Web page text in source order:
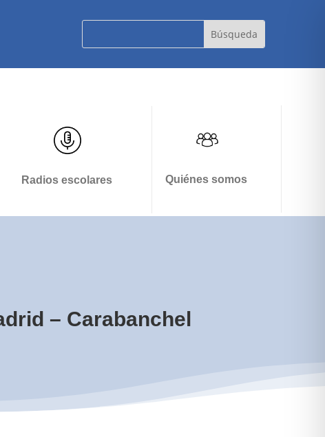
Radios escolares Quiénes somos
– Carabanchel